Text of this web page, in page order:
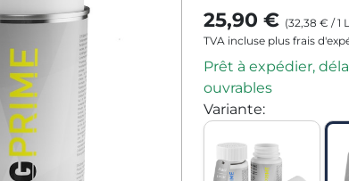
25,90 € (32,38 € /1 L
TVA incluse plus frais
Prêt à expédier,
ouvrables
Variante: